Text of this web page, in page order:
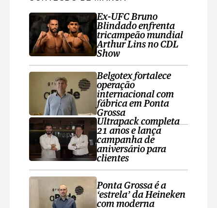
Ex-UFC Bruno
Blindado enfrenta
tricampeão mundial
Arthur Lins no CDL
Show
Belgotex fortalece
operação
internacional com
fábrica em Ponta
Grossa
Ultrapack completa
21 anos e lança
campanha de
aniversário para
clientes
Ponta Grossa é a
‘estrela’ da Heineken
com moderna